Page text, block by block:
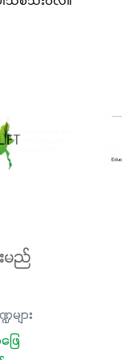
မည်
ျား
ြေ